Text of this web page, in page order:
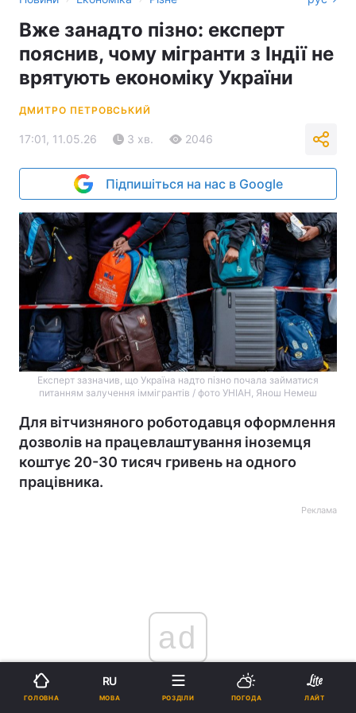
Вже занадто пізно: експерт
пояснив, чому мігранти з Індії не
врятують економіку України
ДМИТРО ПЕТРОВСЬКИЙ
17:01, 11.05.26 3 хв. 2046
Підпишіться на нас в Google
Експерт зазначив, що Україна надто пізно почала займатися
питанням залучення іммігрантів / фото УНІАН, Янош Немеш
Для вітчизняного роботодавця оформлення
дозволів на працевлаштування іноземця
коштує 20-30 тисяч гривень на одного
працівника.
Реклама
ad
ГОЛОВНА
RU
МОВА РОЗДІЛИ ПОГОДА ЛАЙТ